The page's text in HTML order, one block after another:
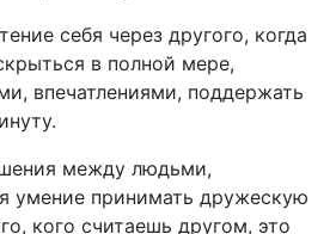
себя через другого, когда
в полной мере,
впечатлениями, поддержать
между людьми,
умение принимать дружескую
кого считаешь другом, это